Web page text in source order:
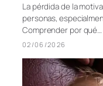
La pérdida de la
personas,
Comprender por qué…
02/06/2026